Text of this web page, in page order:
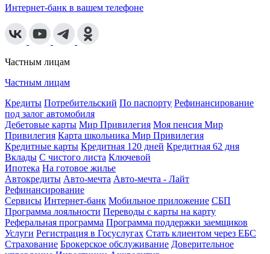
Интернет-банк в вашем телефоне
Частным лицам
Частным лицам
Кредиты Потребительский По паспорту Рефинансирование
под залог автомобиля
Дебетовые карты Мир Привилегия Моя пенсия Мир
Привилегия Карта школьника Мир Привилегия
Кредитные карты Кредитная 120 дней Кредитная 62 дня
Вклады С чистого листа Ключевой
Ипотека На готовое жилье
Автокредиты Авто-мечта Авто-мечта - Лайт
Рефинансирование
Сервисы Интернет-банк Мобильное приложение СБП
Программа лояльности Переводы с карты на карту
Реферальная программа Программа поддержки заемщиков
Услуги Регистрация в Госуслугах Стать клиентом через ЕБС
Страхование Брокерское обслуживание Доверительное